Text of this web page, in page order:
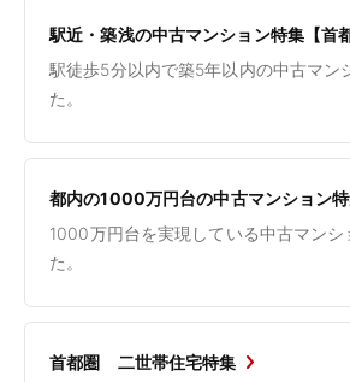
駅近・築浅の中古マンション特集【首都
駅徒歩5分以内で築5年以内の中古マン
た。
都内の1000万円台の中古マンション
1000万円台を実現している中古マンシ
た。
首都圏 二世帯住宅特集